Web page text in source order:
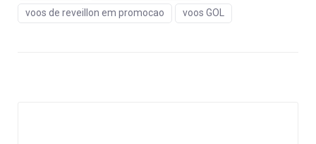
voos de reveillon em promocao voos GOL